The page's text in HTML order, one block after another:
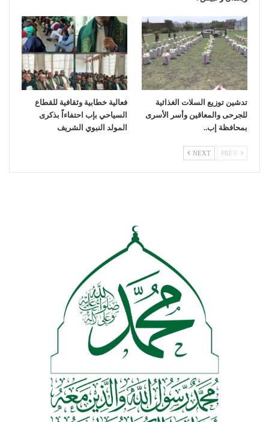
تدشين توزيع السلات الغذائية
للجرحى والمعاقين وأسر الأسرى
بمحافظة إب..
فعالية خطابية وثقافية للقطاع
السياحي بإب احتفاءاً بذكرى
المولد النبوي الشريف
NEXT